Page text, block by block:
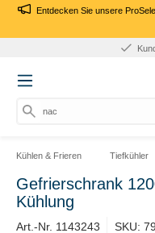
Entdecken Sie unsere
nach
Kühlen & Frieren Tiefkühler
Gefrierschrank
Kühlung
Art.-Nr. 1143243 SKU: